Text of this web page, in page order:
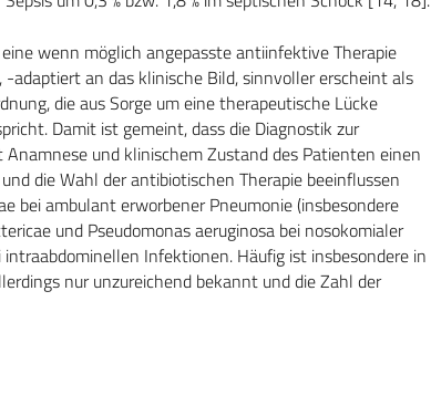
wenn möglich angepasste antiinfektive Therapie
an das klinische Bild, sinnvoller erscheint als
die aus Sorge um eine therapeutische Lücke
Damit ist gemeint, dass die Diagnostik zur
und klinischem Zustand des Patienten einen
die Wahl der antibiotischen Therapie beeinflussen
bei ambulant erworbener Pneumonie (insbesondere
und Pseudomonas aeruginosa bei nosokomialer
Infektionen. Häufig ist insbesondere in
nur unzureichend bekannt und die Zahl der